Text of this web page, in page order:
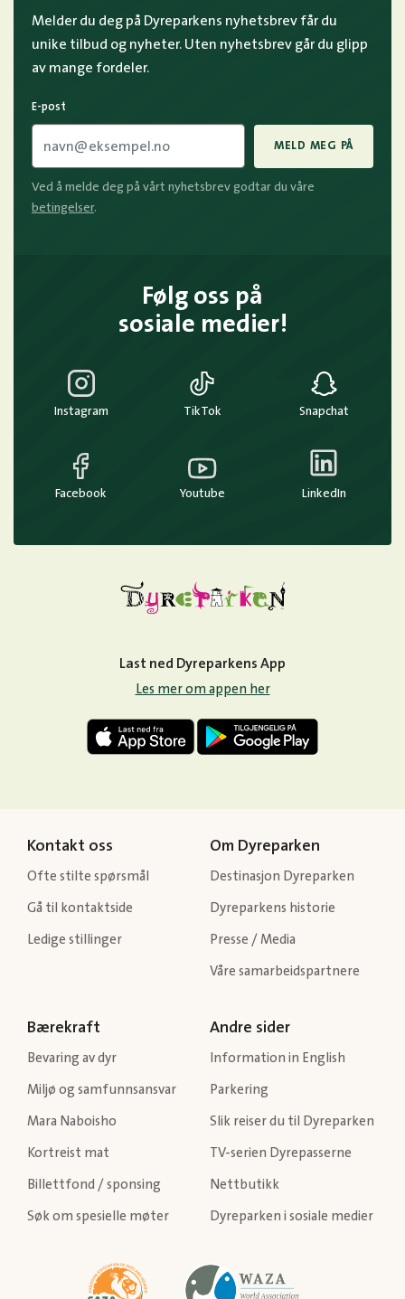
Melder du deg på Dyreparkens nyhetsbrev får du
unike tilbud og nyheter. Uten nyhetsbrev går du glipp
av mange fordeler.
E-post
MELD MEG PÅ
Ved å melde deg på vårt nyhetsbrev godtar du våre
betingelser.
Følg oss på
sosiale medier!
Instagram TikTok Snapchat
Facebook Youtube LinkedIn
Last ned Dyreparkens App
Les mer om appen her
Kontakt oss
Ofte stilte spørsmål
Gå til kontaktside
Ledige stillinger
Om Dyreparken
Destinasjon Dyreparken
Dyreparkens historie
Presse / Media
Våre samarbeidspartnere
Bærekraft
Bevaring av dyr
Miljø og samfunnsansvar
Mara Naboisho
Kortreist mat
Billettfond / sponsing
Søk om spesielle møter
Andre sider
Information in English
Parkering
Slik reiser du til Dyreparken
TV-serien Dyrepasserne
Nettbutikk
Dyreparken i sosiale medier